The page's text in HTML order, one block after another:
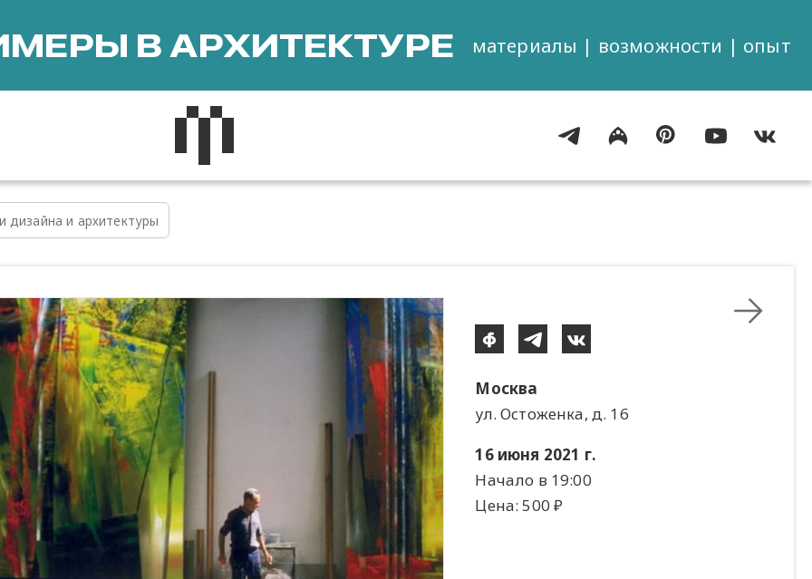
В АРХИТЕКТУРЕ материалы | возможности | опыт
дизайна и архитектуры
Москва
ул. Остоженка, д. 16
16 июня 2021 г.
Начало в 19:00
Цена: 500 ​₽​